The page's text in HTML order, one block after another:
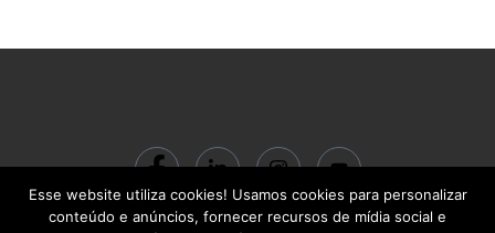
© 2024 ACADEMIA BC Gestão do Conhecimento LTDA | CNPJ:
Esse website utiliza cookies! Usamos cookies para personalizar
conteúdo e anúncios, fornecer recursos de mídia social e